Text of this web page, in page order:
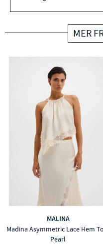
MER
MALINA
Madina Asymmetric Lace Hem
Pearl